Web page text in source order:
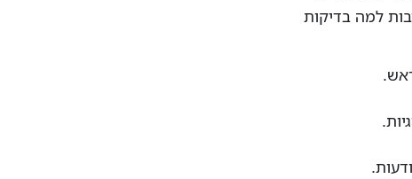
למה בדיקות